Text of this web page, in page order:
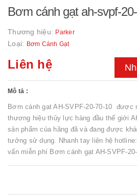
Bơm cánh gạt ah-svpf-
Thương hiệu: Parker
Loại: Bơm Cánh Gạt
Liên hệ
Mô tả :
Bơm cánh gạt AH-SVPF-20-70-10 được
thương hiệu thủy lực hàng đầu thế giới
sản phẩm của hãng đã và đang được
tưởng sử dụng. Nhanh tay liên hệ
vấn miễn phí Bơm cánh gạt AH-SVPF-